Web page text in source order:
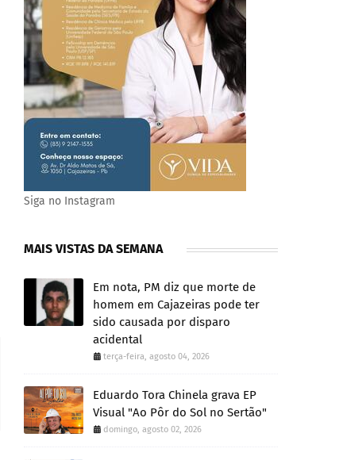
Siga no Instagram
MAIS VISTAS DA SEMANA
Em nota, PM diz que morte de
homem em Cajazeiras pode ter
sido causada por disparo
acidental
terça-feira, agosto 04, 2026
Eduardo Tora Chinela grava EP
Visual "Ao Pôr do Sol no Sertão"
domingo, agosto 02, 2026